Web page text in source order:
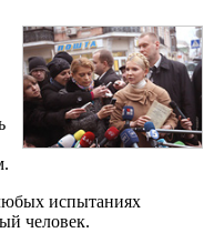
испытаниях
человек.